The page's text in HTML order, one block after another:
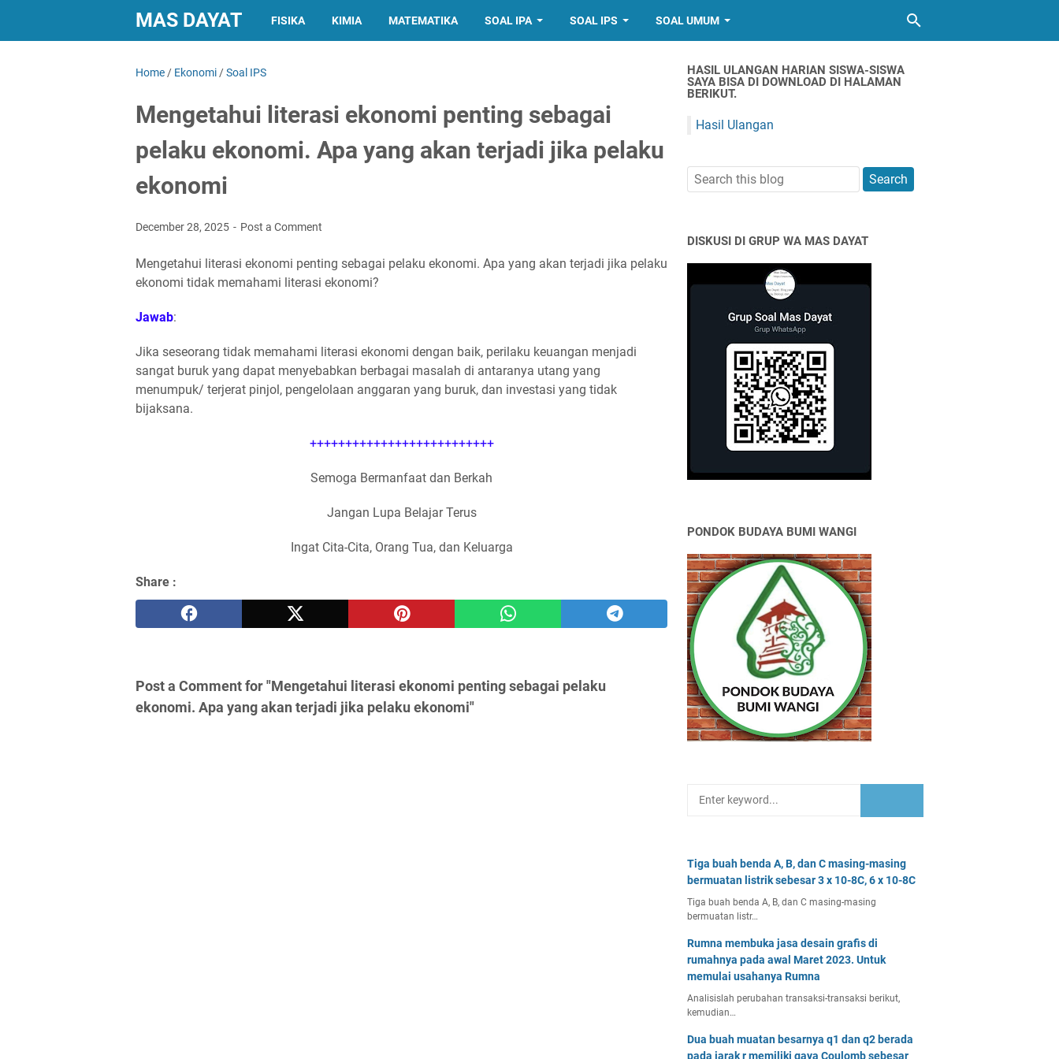
MAS DAYAT FISIKA KIMIA MATEMATIKA SOAL IPA SOAL IPS SOAL UMUM
Home / Ekonomi /Soal IPS
Mengetahui literasi ekonomi penting sebagai
pelaku ekonomi. Apa yang akan terjadi jika pelaku
ekonomi
December 28, 2025 Post a Comment
Mengetahui literasi ekonomi penting sebagai pelaku ekonomi. Apa yang akan terjadi jika pelaku
ekonomi tidak memahami literasi ekonomi?
Jawab:
Jika seseorang tidak memahami literasi ekonomi dengan baik, perilaku keuangan menjadi
sangat buruk yang dapat menyebabkan berbagai masalah di antaranya utang yang
menumpuk/ terjerat pinjol, pengelolaan anggaran yang buruk, dan investasi yang tidak
bijaksana.
++++++++++++++++++++++++++
Semoga Bermanfaat dan Berkah
Jangan Lupa Belajar Terus
Ingat Cita-Cita, Orang Tua, dan Keluarga
Share :
Post a Comment for "Mengetahui literasi ekonomi penting sebagai pelaku
ekonomi. Apa yang akan terjadi jika pelaku ekonomi"
HASIL ULANGAN HARIAN SISWA-SISWA
SAYA BISA DI DOWNLOAD DI HALAMAN
BERIKUT.
Hasil Ulangan
DISKUSI DI GRUP WA MAS DAYAT
PONDOK BUDAYA BUMI WANGI
Tiga buah benda A, B, dan C masing-masing
bermuatan listrik sebesar 3 x 10-8C, 6 x 10-8C
Tiga buah benda A, B, dan C masing-masing
bermuatan listr…
Rumna membuka jasa desain grafis di
rumahnya pada awal Maret 2023. Untuk
memulai usahanya Rumna
Analisislah perubahan transaksi-transaksi berikut,
kemudian…
Dua buah muatan besarnya q1 dan q2 berada
pada jarak r memiliki gaya Coulomb sebesar